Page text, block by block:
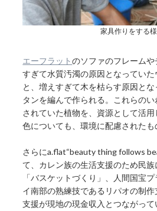
家具作りをする
エーフラットのソファのフレーム
すぎて水質汚濁の原因となってい
と、増えすぎて木を枯らす原因と
タンを編んで作られる。これらの
されていた植物を、資源として活
色についても、環境に配慮されたも
さらにa.flat“beauty thing follows
て、カレン族の生活支援のため民
「バスケットづくり」、人間国宝
イ南部の熟練技であるリパオの制
支援が現地の現金収入とつながっ